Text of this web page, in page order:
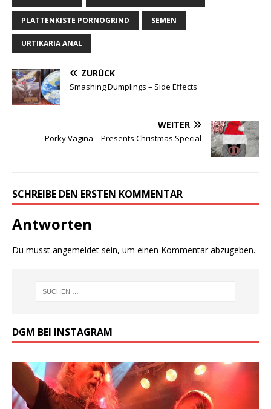
b
o
o
k
r e
st
PLATTENKISTE PORNOGRIND SEMEN
URTIKARIA ANAL
ZURÜCK
Smashing Dumplings ‎– Side Effects
WEITER
Porky Vagina – Presents Christmas Special
SCHREIBE DEN ERSTEN KOMMENTAR
Antworten
Du musst angemeldet sein, um einen Kommentar abzugeben.
DGM BEI INSTAGRAM